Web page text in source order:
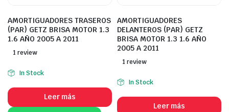
AMORTIGUADORES TRASEROS
(PAR) GETZ BRISA MOTOR 1.3
1.6 AÑO 2005 A 2011
1 review
In Stock
Leer más
AMORTIGUADORES
DELANTEROS (PAR) GETZ
BRISA MOTOR 1.3 1.6 AÑO
2005 A 2011
1 review
In Stock
Leer más